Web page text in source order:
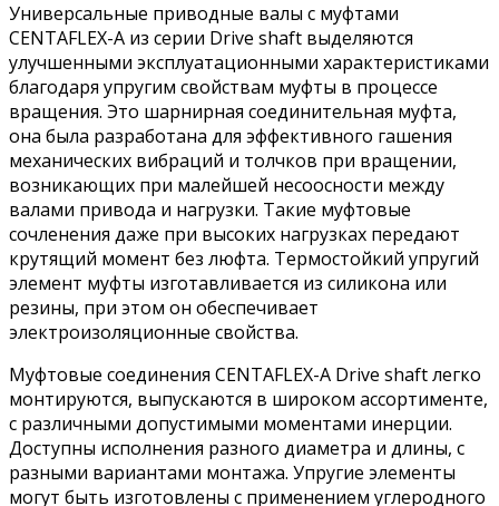
Универсальные приводные валы с муфтами
CENTAFLEX-A из серии Drive shaft выделяются
улучшенными эксплуатационными характеристиками
благодаря упругим свойствам муфты в процессе
вращения. Это шарнирная соединительная муфта,
она была разработана для эффективного гашения
механических вибраций и толчков при вращении,
возникающих при малейшей несоосности между
валами привода и нагрузки. Такие муфтовые
сочленения даже при высоких нагрузках передают
крутящий момент без люфта. Термостойкий упругий
элемент муфты изготавливается из силикона или
резины, при этом он обеспечивает
электроизоляционные свойства.
Муфтовые соединения CENTAFLEX-A Drive shaft легко
монтируются, выпускаются в широком ассортименте,
с различными допустимыми моментами инерции.
Доступны исполнения разного диаметра и длины, с
разными вариантами монтажа. Упругие элементы
могут быть изготовлены с применением углеродного